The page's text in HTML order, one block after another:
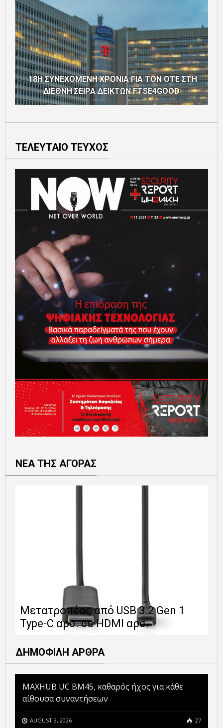
18Η ΣΥΝΕΧΟΜΕΝΗ ΧΡΟΝΙΑ ΓΙΑ ΤΟΝ ΟΤΕ ΣΤΗ
ΔΙΕΘΝΗ ΣΕΙΡΑ ΔΕΙΚΤΩΝ FTSE4GOOD
ΤΕΛΕΥΤΑΙΟ ΤΕΥΧΟΣ
ΝΕΑ ΤΗΣ ΑΓΟΡΑΣ
Μετατροπέας από USB 3.2 Gen 1
Type-C αρσ. σε HDMI αρσ.
ΔΗΜΟΦΙΛΗ ΑΡΘΡΑ
MAXHUB UC BM45, καθαρός ήχος για κάθε
αίθουσα συναντήσεων
AUGUST 3, 2026 27